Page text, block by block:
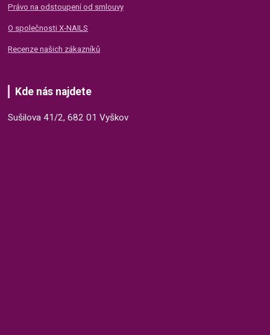
Právo na odstoupení od smlouvy
O společnosti X-NAILS
Recenze našich zákazníků
Kde nás najdete
Sušilova 41/2, 682 01 Vyškov